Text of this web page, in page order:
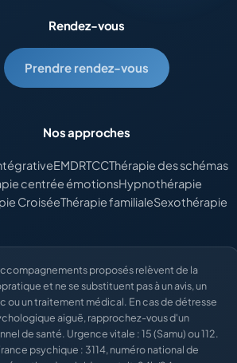
Rendez-vous
Prendre rendez-vous
Nos approches
EMDRTCCThérapie des schémas
centrée émotionsHypnothérapie
CroiséeThérapie familialeSexothérapie
proposés relèvent de la
et ne se substituent pas à un avis, un
ou un traitement médical. En cas de détresse
aiguë, rapprochez-vous d'un
de santé. Urgence vitale : 15 (Samu) ou 112.
psychique : 3114, numéro national de